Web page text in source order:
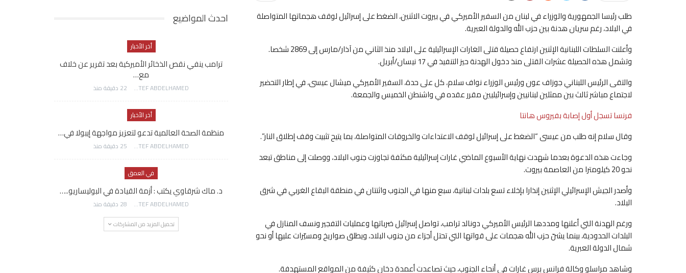
طلب رئيسا الجمهورية والوزراء في لبنان من السفير الأميركي في بيروت الاثنين، الضغط على إسرائيل لوقف هجماتها المتواصلة
في البلاد، رغم سريان هدنة بين حزب الله والدولة العبرية.
وأعلنت السلطات اللبنانية الإثنين ارتفاع حصيلة قتلى الغارات الإسرائيلية على البلاد منذ الثاني من آذار/مارس إلى 2869 شخصا.
وتشمل هذه الحصيلة عشرات القتلى منذ دخول الهدنة حيز التنفيذ في 17 نيسان/أبريل.
والتقى الرئيس اللبناني جوزاف عون ورئيس الوزراء نواف سلام، كل على حدة، السفير الأميركي ميشال عيسى، في إطار التحضير
لاجتماع مباشر ثالث بين ممثلين لبنانيين وإسرائيليين مقرر عقده في واشنطن الخميس والجمعة.
فرنسا تسجل أول إصابة بفيروس هانتا
وقال سلام إنه طلب من عيسى “الضغط على إسرائيل لوقف الاعتداءات والخروقات المتواصلة، بما يتيح تثبيت وقف إطلاق النار”.
وجاءت هذه الدعوة بعدما شهدت نهاية الأسبوع الماضي غارات إسرائيلية مكثفة تجاوزت جنوب البلاد، ووصلت إلى مناطق تبعد
نحو 20 كيلومترا من العاصمة بيروت.
وأصدر الجيش الإسرائيلي الإثنين إنذارا بإخلاء تسع بلدات لبنانية، سبع منها في الجنوب واثنتان في منطقة البقاع الغربي في شرق
البلاد.
ورغم الهدنة التي أعلنها ومددها الرئيس الأميركي دونالد ترامب، تواصل إسرائيل ضرباتها وعمليات التفجير ونسف المنازل في
البلدات الحدودية، بينما يشنّ حزب الله هجمات على قواتها التي تحتل أجزاء من جنوب البلاد، ويطلق صواريخ ومسيّرات عليها أو نحو
شمال الدولة العبرية.
وشاهد مراسلو وكالة فرانس برس غارات في أنحاء الجنوب، حيث تصاعدت أعمدة دخان كثيفة من المواقع المستهدفة.
احدث المواضيع
أخر الأخبار
ترامب ينفي نقص الذخائر الأميركية بعد تقرير عن خلاف
مع…
AWATEF ABDELHAMED 22 دقيقة منذ
أخر الأخبار
منظمة الصحة العالمية تدعو لتعزيز مواجهة إيبولا في…
AWATEF ABDELHAMED 25 دقيقة منذ
في العمق
د. ماك شرقاوي يكتب : أزمة القيادة في البوليساريو..…
AWATEF ABDELHAMED 28 دقيقة منذ
تحميل المزيد من المشاركات